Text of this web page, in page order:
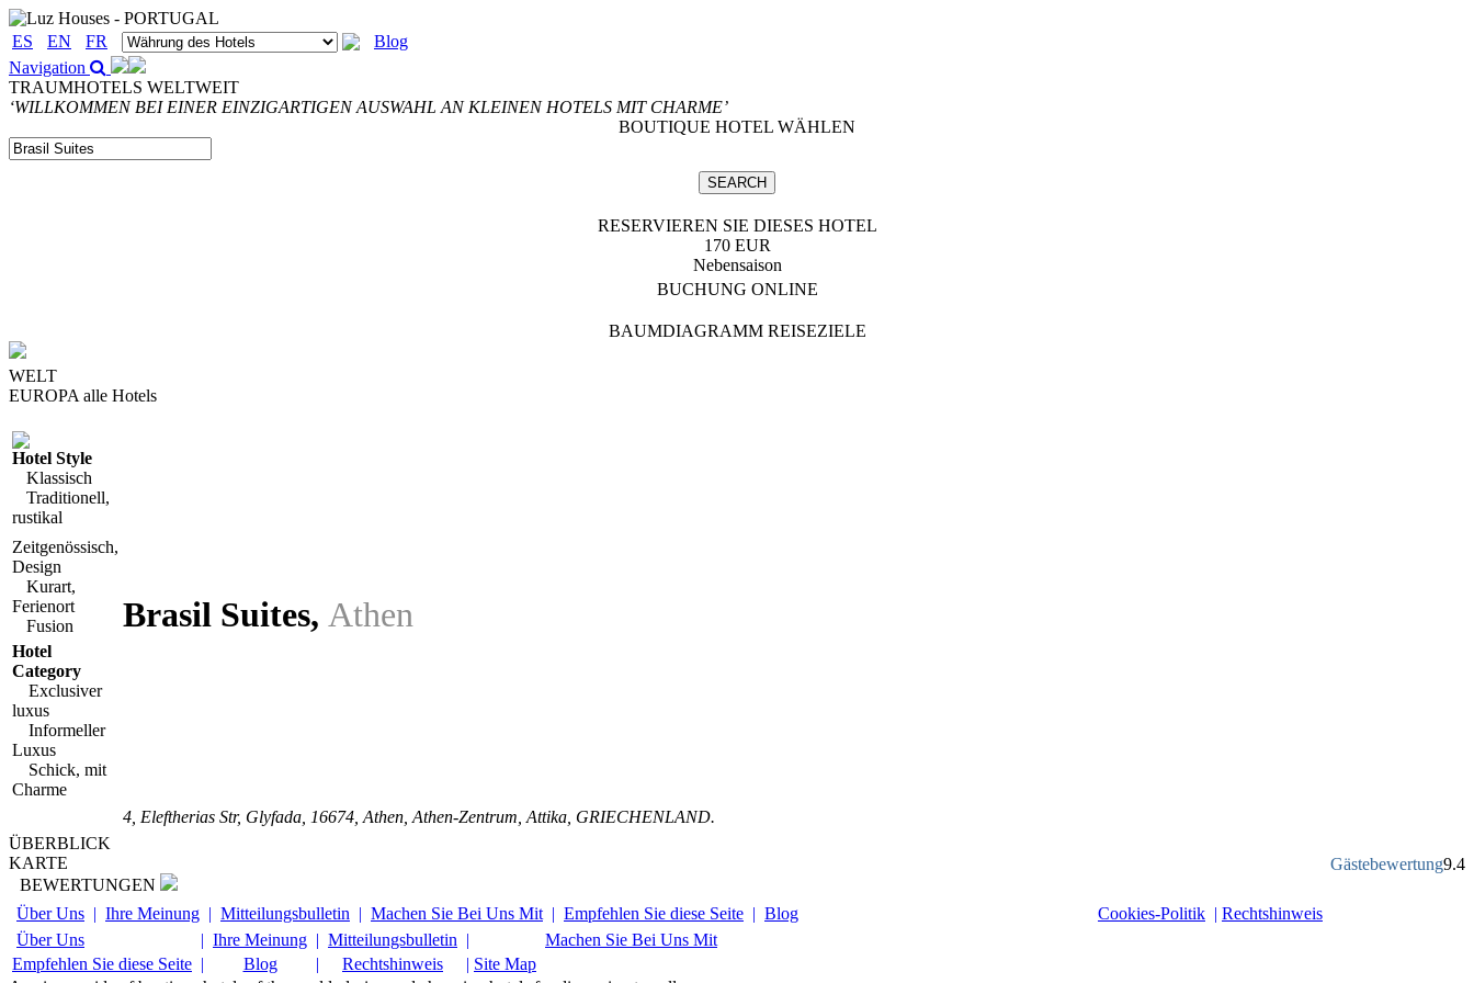
ES EN FR
Blog
Navigation
TRAUMHOTELS WELTWEIT
‘WILLKOMMEN BEI EINER EINZIGARTIGEN AUSWAHL AN KLEINEN HOTELS MIT CHARME’
BOUTIQUE HOTEL WÄHLEN
RESERVIEREN SIE DIESES HOTEL
170 EUR
Nebensaison
BUCHUNG ONLINE
BAUMDIAGRAMM REISEZIELE
WELT
EUROPA alle Hotels
Hotel Style
Klassisch
Traditionell,
rustikal
Zeitgenössisch,
Design
Kurart,
Ferienort
Fusion
Hotel
Category
Exclusiver
luxus
Informeller
Luxus
Schick, mit
Charme
Brasil Suites, Athen
4, Eleftherias Str, Glyfada, 16674 , Athen, Athen-Zentrum Attika GRIECHENLAND.
Gästebewertung9.4
ÜBERBLICK
KARTE
BEWERTUNGEN
Über Uns | Ihre Meinung | Mitteilungsbulletin | Machen Sie Bei Uns Mit | Empfehlen Sie diese Seite | Blog Cookies-Politik | Rechtshinweis
Über Uns
| Ihre Meinung | Mitteilungsbulletin |
Machen Sie Bei Uns Mit
Empfehlen Sie diese Seite | Blog | Rechtshinweis | Site Map